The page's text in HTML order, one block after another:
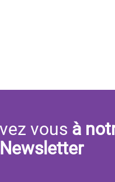
vous à
Newsletter